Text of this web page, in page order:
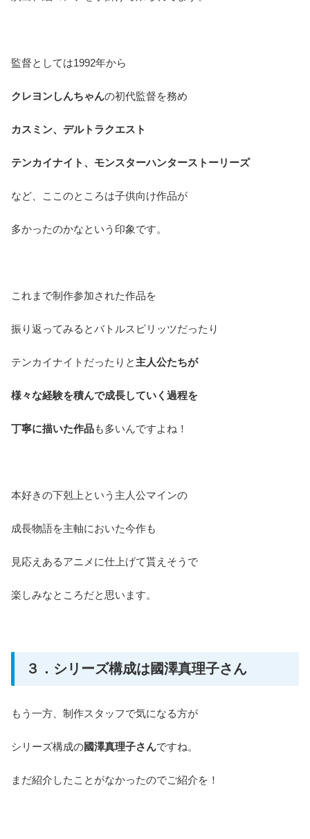
監督としては1992年から
クレヨンしんちゃんの初代監督を務め
カスミン、デルトラクエスト
テンカイナイト、モンスターハンターストーリーズ
など、ここのところは子供向け作品が
多かったのかなという印象です。
これまで制作参加された作品を
振り返ってみるとバトルスピリッツだったり
テンカイナイトだったりと主人公たちが
様々な経験を積んで成長していく過程を
丁寧に描いた作品も多いんですよね！
本好きの下剋上という主人公マインの
成長物語を主軸においた今作も
見応えあるアニメに仕上げて貰えそうで
楽しみなところだと思います。
３．シリーズ構成は國澤真理子さん
もう一方、制作スタッフで気になる方が
シリーズ構成の國澤真理子さんですね。
まだ紹介したことがなかったのでご紹介を！